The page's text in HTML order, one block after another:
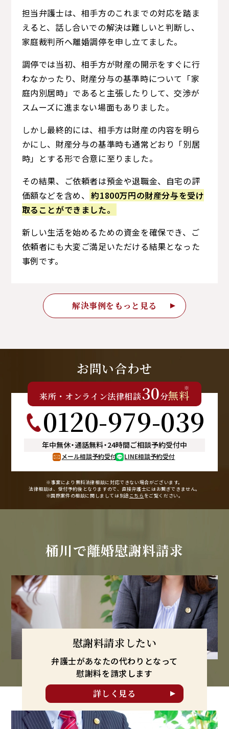
担当弁護士は、相手方のこれまでの対応を踏ま
えると、話し合いでの解決は難しいと判断し、
家庭裁判所へ離婚調停を申し立てました。
調停では当初、相手方が財産の開示をすぐに行
わなかったり、財産分与の基準時について「家
庭内別居時」であると主張したりして、交渉が
スムーズに進まない場面もありました。
しかし最終的には、相手方は財産の内容を明ら
かにし、財産分与の基準時も通常どおり「別居
時」とする形で合意に至りました。
その結果、ご依頼者は預金や退職金、自宅の評
価額などを含め、 約1800万円の財産分与を受け
取ることができました。
新しい生活を始めるための資金を確保でき、ご
依頼者にも大変ご満足いただける結果となった
事例です。
解決事例をもっと見る
お問い合わせ
来所 ・ オンライン法律相談30分無料
※
0120-979-039
年中無休・通話無料・24時間ご相談予約受付中
メール相談予約受付 LINE相談予約受付
※事案により無料法律相談に対応できない場合がございます。
法律相談は、受付予約後となりますので、 直接弁護士にはお繋ぎできません。
※国際案件の相談に関しましては別途こちら をご覧ください。
桶川で離婚慰謝料請求
慰謝料請求したい
弁護士があなたの代わりとなって
慰謝料を請求します
詳しく見る